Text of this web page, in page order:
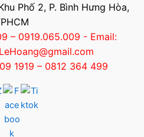
Phố 2, P. Bình Hưng Hòa,
– 0919.065.009 - Email:
1919 – 0812 364 499